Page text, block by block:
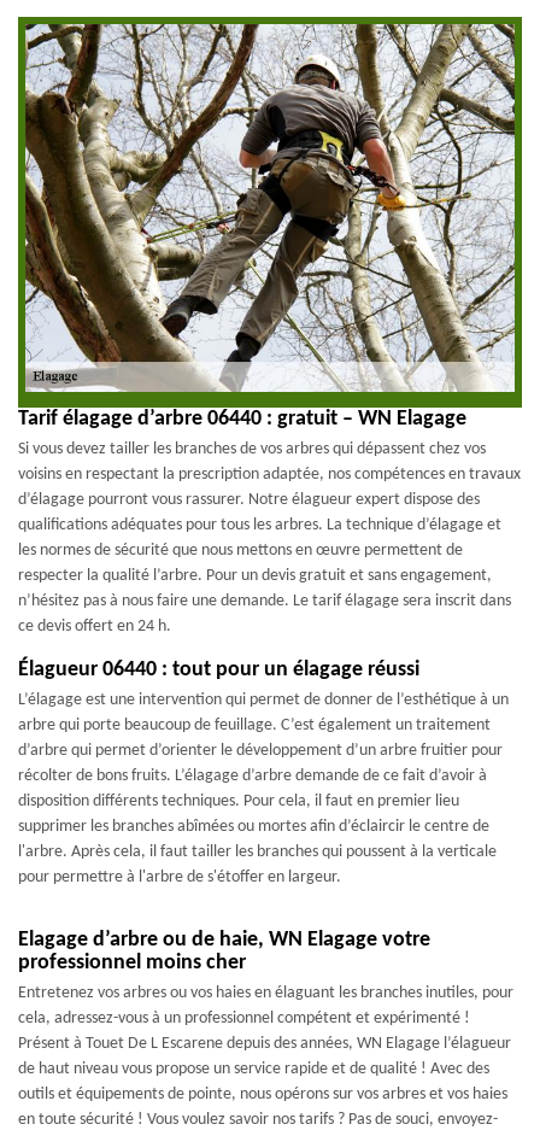
Tarif élagage d’arbre 06440 : gratuit – WN Elagage
Si vous devez tailler les branches de vos arbres qui dépassent chez vos
voisins en respectant la prescription adaptée, nos compétences en travaux
d’élagage pourront vous rassurer. Notre élagueur expert dispose des
qualifications adéquates pour tous les arbres. La technique d’élagage et
les normes de sécurité que nous mettons en œuvre permettent de
respecter la qualité l’arbre. Pour un devis gratuit et sans engagement,
n’hésitez pas à nous faire une demande. Le tarif élagage sera inscrit dans
ce devis offert en 24 h.
Élagueur 06440 : tout pour un élagage réussi
L’élagage est une intervention qui permet de donner de l’esthétique à un
arbre qui porte beaucoup de feuillage. C’est également un traitement
d’arbre qui permet d’orienter le développement d’un arbre fruitier pour
récolter de bons fruits. L’élagage d’arbre demande de ce fait d’avoir à
disposition différents techniques. Pour cela, il faut en premier lieu
supprimer les branches abîmées ou mortes afin d’éclaircir le centre de
l'arbre. Après cela, il faut tailler les branches qui poussent à la verticale
pour permettre à l'arbre de s'étoffer en largeur.
Elagage d’arbre ou de haie, WN Elagage votre
professionnel moins cher
Entretenez vos arbres ou vos haies en élaguant les branches inutiles, pour
cela, adressez-vous à un professionnel compétent et expérimenté !
Présent à Touet De L Escarene depuis des années, WN Elagage l’élagueur
de haut niveau vous propose un service rapide et de qualité ! Avec des
outils et équipements de pointe, nous opérons sur vos arbres et vos haies
en toute sécurité ! Vous voulez savoir nos tarifs ? Pas de souci, envoyez-